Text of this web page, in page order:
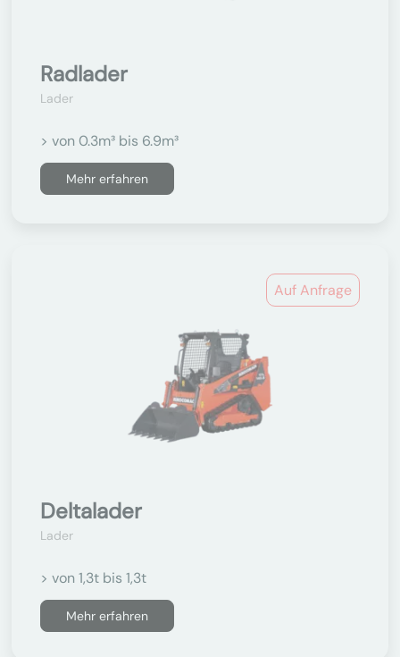
Radlader
Lader
> von 0.3m³ bis 6.9m³
Mehr erfahren
Auf Anfrage
Deltalader
Lader
> von 1,3t bis 1,3t
Mehr erfahren